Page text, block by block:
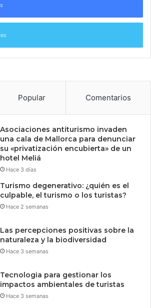
Popular Comentarios
Asociaciones antiturismo invaden
una cala de Mallorca para denunciar
su «privatización encubierta» de un
hotel Meliá
Hace 3 días
Turismo degenerativo: ¿quién es el
culpable, el turismo o los turistas?
Hace 2 semanas
Las percepciones positivas sobre la
naturaleza y la biodiversidad
Hace 3 semanas
Tecnologia para gestionar los
impactos ambientales de turistas
Hace 3 semanas